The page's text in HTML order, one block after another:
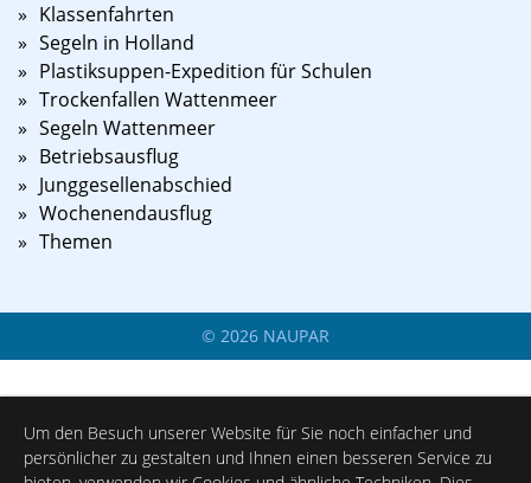
Klassenfahrten
Segeln in Holland
Plastiksuppen-Expedition für Schulen
Trockenfallen Wattenmeer
Segeln Wattenmeer
Betriebsausflug
Junggesellenabschied
Wochenendausflug
Themen
© 2026 NAUPAR
Um den Besuch unserer Website für Sie noch einfacher und
persönlicher zu gestalten und Ihnen einen besseren Service zu